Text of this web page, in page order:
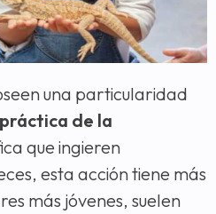
una particularidad
práctica de la
que ingieren
esta acción tiene más
más jóvenes, suelen